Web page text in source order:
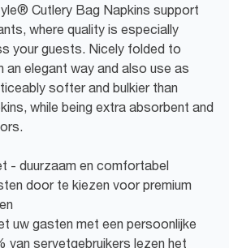
Cutlery Bag Napkins support
where quality is especially
your guests. Nicely folded to
an elegant way and also use as
softer and bulkier than
while being extra absorbent and
- duurzaam en comfortabel
door te kiezen voor premium
uw gasten met een persoonlijke
van servetgebruikers lezen het